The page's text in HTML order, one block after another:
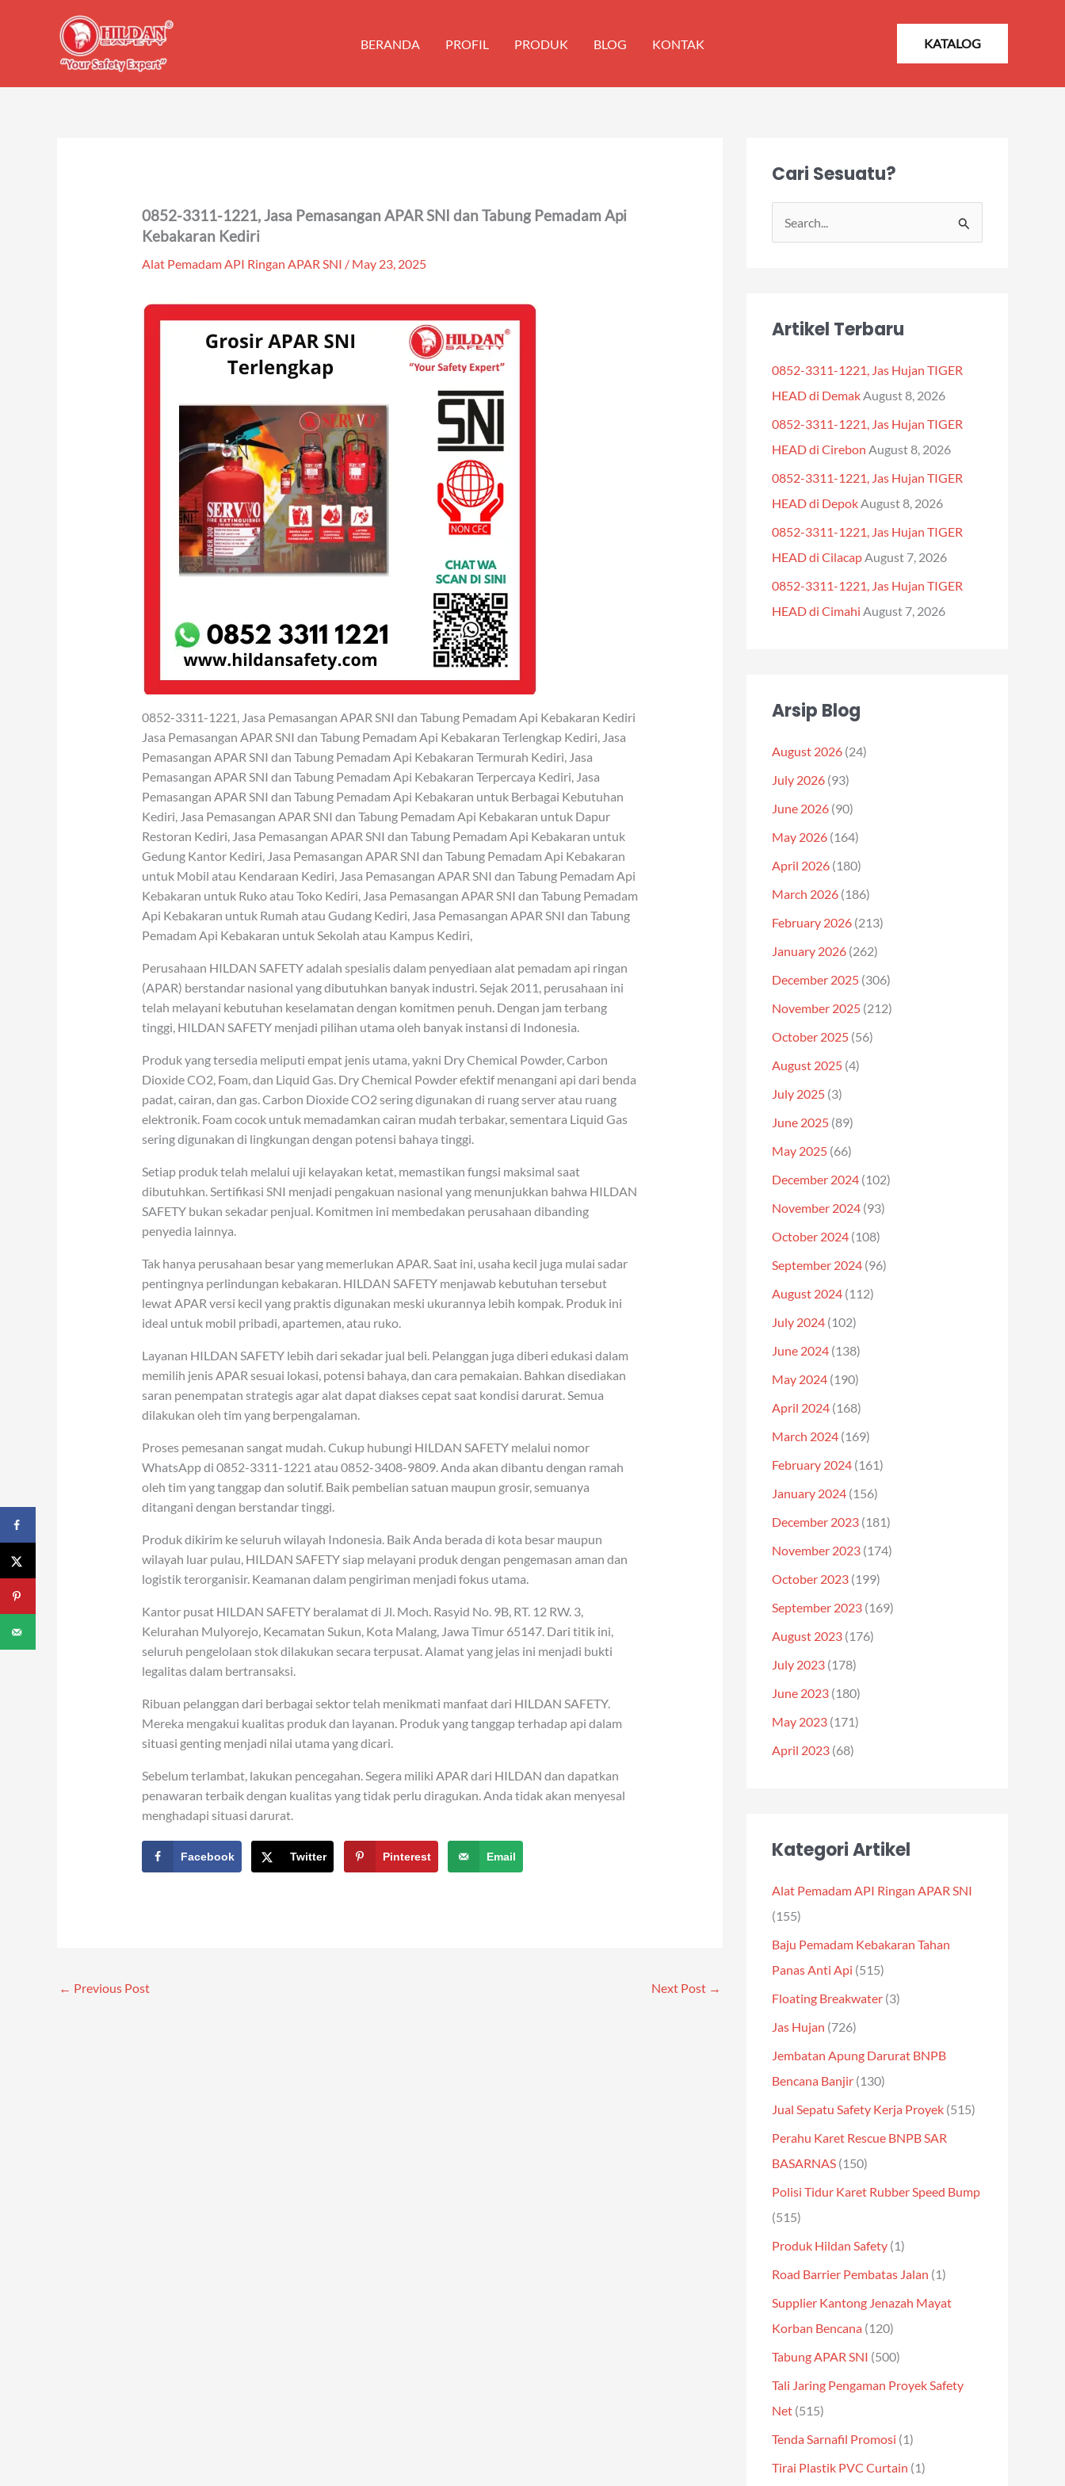
BERANDA PROFIL PRODUK BLOG KONTAK KATALOG
0852-3311-1221, Jasa Pemasangan APAR SNI dan Tabung Pemadam Api
Kebakaran Kediri
Alat Pemadam API Ringan APAR SNI / May 23, 2025
0852-3311-1221, Jasa Pemasangan APAR SNI dan Tabung Pemadam Api Kebakaran Kediri
Jasa Pemasangan APAR SNI dan Tabung Pemadam Api Kebakaran Terlengkap Kediri, Jasa
Pemasangan APAR SNI dan Tabung Pemadam Api Kebakaran Termurah Kediri, Jasa
Pemasangan APAR SNI dan Tabung Pemadam Api Kebakaran Terpercaya Kediri, Jasa
Pemasangan APAR SNI dan Tabung Pemadam Api Kebakaran untuk Berbagai Kebutuhan
Kediri, Jasa Pemasangan APAR SNI dan Tabung Pemadam Api Kebakaran untuk Dapur
Restoran Kediri, Jasa Pemasangan APAR SNI dan Tabung Pemadam Api Kebakaran untuk
Gedung Kantor Kediri, Jasa Pemasangan APAR SNI dan Tabung Pemadam Api Kebakaran
untuk Mobil atau Kendaraan Kediri, Jasa Pemasangan APAR SNI dan Tabung Pemadam Api
Kebakaran untuk Ruko atau Toko Kediri, Jasa Pemasangan APAR SNI dan Tabung Pemadam
Api Kebakaran untuk Rumah atau Gudang Kediri, Jasa Pemasangan APAR SNI dan Tabung
Pemadam Api Kebakaran untuk Sekolah atau Kampus Kediri,
Perusahaan HILDAN SAFETY adalah spesialis dalam penyediaan alat pemadam api ringan
(APAR) berstandar nasional yang dibutuhkan banyak industri. Sejak 2011, perusahaan ini
telah melayani kebutuhan keselamatan dengan komitmen penuh. Dengan jam terbang
tinggi, HILDAN SAFETY menjadi pilihan utama oleh banyak instansi di Indonesia.
Produk yang tersedia meliputi empat jenis utama, yakni Dry Chemical Powder, Carbon
Dioxide CO2, Foam, dan Liquid Gas. Dry Chemical Powder efektif menangani api dari benda
padat, cairan, dan gas. Carbon Dioxide CO2 sering digunakan di ruang server atau ruang
elektronik. Foam cocok untuk memadamkan cairan mudah terbakar, sementara Liquid Gas
sering digunakan di lingkungan dengan potensi bahaya tinggi.
Setiap produk telah melalui uji kelayakan ketat, memastikan fungsi maksimal saat
dibutuhkan. Sertifikasi SNI menjadi pengakuan nasional yang menunjukkan bahwa HILDAN
SAFETY bukan sekadar penjual. Komitmen ini membedakan perusahaan dibanding
penyedia lainnya.
Tak hanya perusahaan besar yang memerlukan APAR. Saat ini, usaha kecil juga mulai sadar
pentingnya perlindungan kebakaran. HILDAN SAFETY menjawab kebutuhan tersebut
lewat APAR versi kecil yang praktis digunakan meski ukurannya lebih kompak. Produk ini
ideal untuk mobil pribadi, apartemen, atau ruko.
Layanan HILDAN SAFETY lebih dari sekadar jual beli. Pelanggan juga diberi edukasi dalam
memilih jenis APAR sesuai lokasi, potensi bahaya, dan cara pemakaian. Bahkan disediakan
saran penempatan strategis agar alat dapat diakses cepat saat kondisi darurat. Semua
dilakukan oleh tim yang berpengalaman.
Proses pemesanan sangat mudah. Cukup hubungi HILDAN SAFETY melalui nomor
WhatsApp di 0852-3311-1221 atau 0852-3408-9809. Anda akan dibantu dengan ramah
oleh tim yang tanggap dan solutif. Baik pembelian satuan maupun grosir, semuanya
ditangani dengan berstandar tinggi.
Produk dikirim ke seluruh wilayah Indonesia. Baik Anda berada di kota besar maupun
wilayah luar pulau, HILDAN SAFETY siap melayani produk dengan pengemasan aman dan
logistik terorganisir. Keamanan dalam pengiriman menjadi fokus utama.
Kantor pusat HILDAN SAFETY beralamat di Jl. Moch. Rasyid No. 9B, RT. 12 RW. 3,
Kelurahan Mulyorejo, Kecamatan Sukun, Kota Malang, Jawa Timur 65147. Dari titik ini,
seluruh pengelolaan stok dilakukan secara terpusat. Alamat yang jelas ini menjadi bukti
legalitas dalam bertransaksi.
Ribuan pelanggan dari berbagai sektor telah menikmati manfaat dari HILDAN SAFETY.
Mereka mengakui kualitas produk dan layanan. Produk yang tanggap terhadap api dalam
situasi genting menjadi nilai utama yang dicari.
Sebelum terlambat, lakukan pencegahan. Segera miliki APAR dari HILDAN dan dapatkan
penawaran terbaik dengan kualitas yang tidak perlu diragukan. Anda tidak akan menyesal
menghadapi situasi darurat.
Facebook Twitter Pinterest Email
← Previous Post Next Post →
Cari Sesuatu?
c
f
o
r
:
Artikel Terbaru
0852-3311-1221, Jas Hujan TIGER
HEAD di DemakAugust 8, 2026
0852-3311-1221, Jas Hujan TIGER
HEAD di Cirebon August 8, 2026
0852-3311-1221, Jas Hujan TIGER
HEAD di DepokAugust 8, 2026
0852-3311-1221, Jas Hujan TIGER
HEAD di CilacapAugust 7, 2026
0852-3311-1221, Jas Hujan TIGER
HEAD di Cimahi August 7, 2026
Arsip Blog
August 2026 (24)
July 2026 (93)
June 2026 (90)
May 2026 (164)
April 2026 (180)
March 2026 (186)
February 2026 (213)
January 2026 (262)
December 2025 (306)
November 2025 (212)
October 2025 (56)
August 2025 (4)
July 2025 (3)
June 2025 (89)
May 2025 (66)
December 2024 (102)
November 2024 (93)
October 2024 (108)
September 2024 (96)
August 2024 (112)
July 2024 (102)
June 2024 (138)
May 2024 (190)
April 2024 (168)
March 2024 (169)
February 2024 (161)
January 2024 (156)
December 2023 (181)
November 2023 (174)
October 2023 (199)
September 2023 (169)
August 2023 (176)
July 2023 (178)
June 2023 (180)
May 2023 (171)
April 2023 (68)
Kategori Artikel
Alat Pemadam API Ringan APAR SNI
(155)
Baju Pemadam Kebakaran Tahan
Panas Anti Api (515)
Floating Breakwater (3)
Jas Hujan (726)
Jembatan Apung Darurat BNPB
Bencana Banjir (130)
Jual Sepatu Safety Kerja Proyek (515)
Perahu Karet Rescue BNPB SAR
BASARNAS (150)
Polisi Tidur Karet Rubber Speed Bump
(515)
Produk Hildan Safety (1)
Road Barrier Pembatas Jalan (1)
Supplier Kantong Jenazah Mayat
Korban Bencana (120)
Tabung APAR SNI (500)
Tali Jaring Pengaman Proyek Safety
Net (515)
Tenda Sarnafil Promosi (1)
Tirai Plastik PVC Curtain (1)